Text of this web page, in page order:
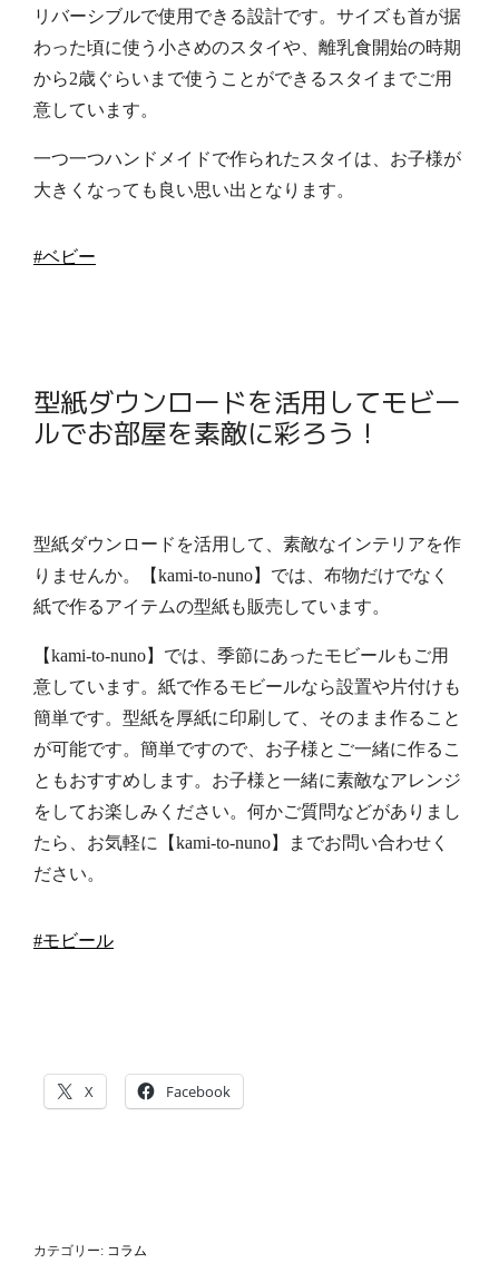
リバーシブルで使用できる設計です。サイズも首が据
わった頃に使う小さめのスタイや、離乳食開始の時期
から2歳ぐらいまで使うことができるスタイまでご用
意しています。
一つ一つハンドメイドで作られたスタイは、お子様が
大きくなっても良い思い出となります。
#ベビー
型紙ダウンロードを活用してモビー
ルでお部屋を素敵に彩ろう！
型紙ダウンロードを活用して、素敵なインテリアを作
りませんか。【kami-to-nuno】では、布物だけでなく
紙で作るアイテムの型紙も販売しています。
【kami-to-nuno】では、季節にあったモビールもご用
意しています。紙で作るモビールなら設置や片付けも
簡単です。型紙を厚紙に印刷して、そのまま作ること
が可能です。簡単ですので、お子様とご一緒に作るこ
ともおすすめします。お子様と一緒に素敵なアレンジ
をしてお楽しみください。何かご質問などがありまし
たら、お気軽に【kami-to-nuno】までお問い合わせく
ださい。
#モビール
X Facebook
カテゴリー: コラム